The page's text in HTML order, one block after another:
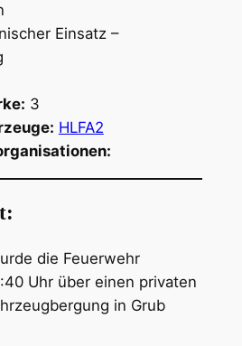
Einsatz –
3
HLFA2
die Feuerwehr
Uhr über einen privaten
in Grub